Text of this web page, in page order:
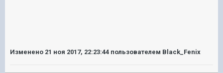
Изменено 21 ноя 2017, 22:23:44 пользователем Black_Fenix